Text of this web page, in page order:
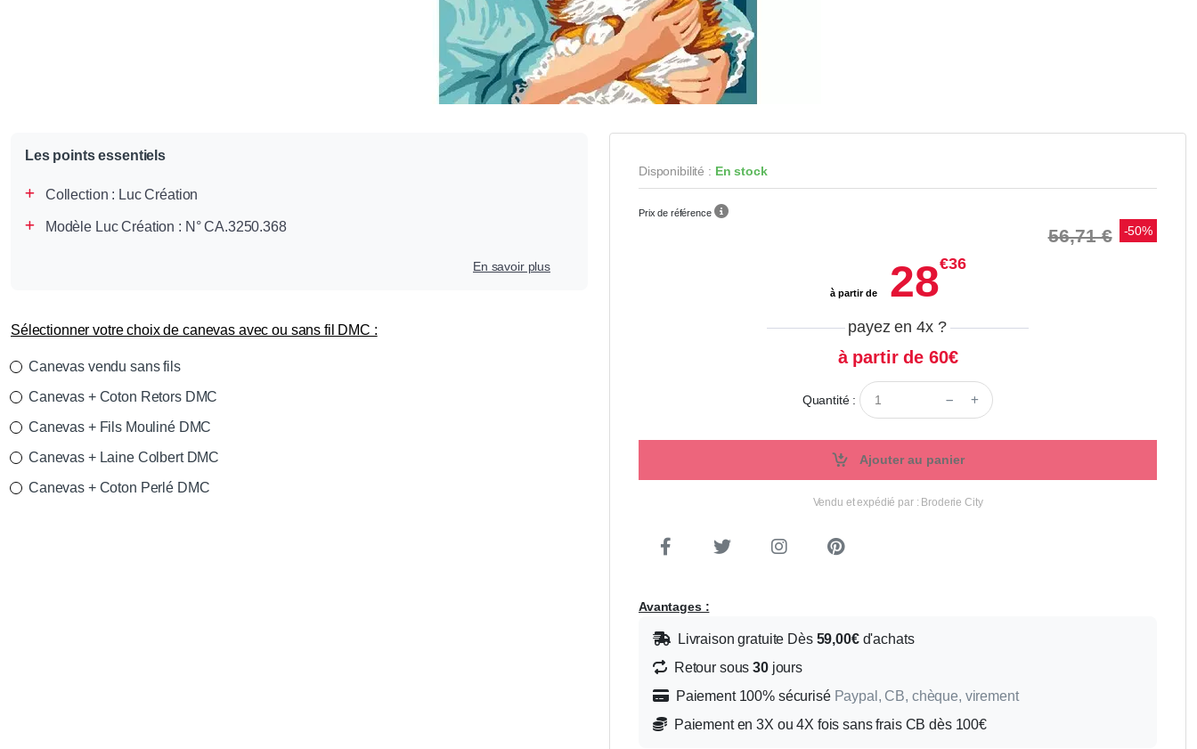
Les points essentiels
Collection : Luc Création
Modèle Luc Création : N° CA.3250.368
En savoir plus
Sélectionner votre choix de canevas avec ou sans fil DMC :
Canevas vendu sans fils
Canevas + Coton Retors DMC
Canevas + Fils Mouliné DMC
Canevas + Laine Colbert DMC
Canevas + Coton Perlé DMC
Disponibilité : En stock
Prix de référence
56,71 € -50%
à partir de28€36
payez en 4x ?
à partir de 60€
Quantité :
Ajouter au panier
Vendu et expédié par : Broderie City
Avantages :
Livraison gratuite Dès 59,00€d'achats
Retour sous30jours
Paiement 100% sécurisé Paypal, CB, chèque, virement
Paiement en 3X ou 4X fois sans frais CB dès 100€